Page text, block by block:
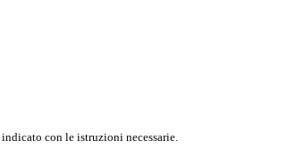
con le istruzioni necessarie.